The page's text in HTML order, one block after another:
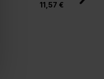
11,57 €